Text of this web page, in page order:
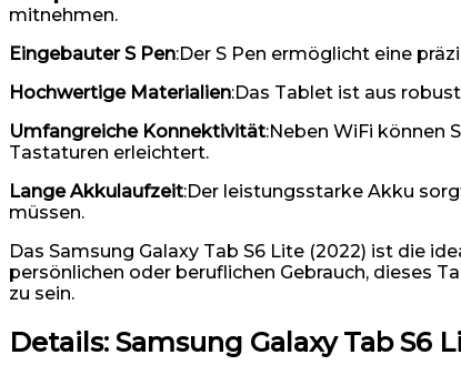
mitnehmen.
Eingebauter S Pen:Der S Pen ermöglicht eine
Hochwertige Materialien:Das Tablet ist aus
Umfangreiche Konnektivität:Neben WiFi können
Tastaturen erleichtert.
Lange Akkulaufzeit:Der leistungsstarke Akku
müssen.
Das Samsung Galaxy Tab S6 Lite (2022) ist die
persönlichen oder beruflichen Gebrauch, dieses
zu sein.
Details: Samsung Galaxy Tab S6